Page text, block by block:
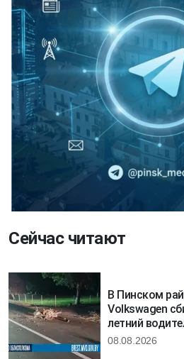
Сейчас читают
В Пинском
Volkswagen
летний
08.08.2026